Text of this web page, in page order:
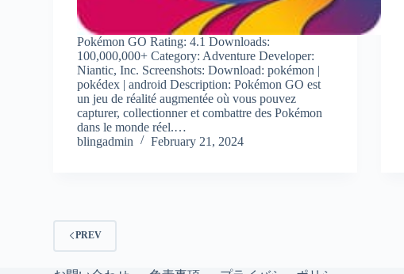
Pokémon GO Rating: 4.1 Downloads:
100,000,000+ Category: Adventure Developer:
Niantic, Inc. Screenshots: Download: pokémon |
pokédex | android Description: Pokémon GO est
un jeu de réalité augmentée où vous pouvez
capturer, collectionner et combattre des Pokémon
dans le monde réel.…
blingadmin
February 21, 2024
PREV